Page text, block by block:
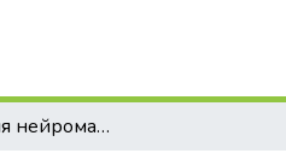
Використання нейромаркетингових технологій для підвищення ефективності цифрових комунікацій